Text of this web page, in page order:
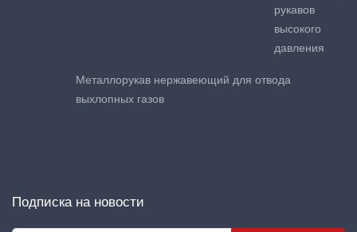
рукавов
высокого
давления
Металлорукав нержавеющий для отвода
выхлопных газов
Подписка на новости